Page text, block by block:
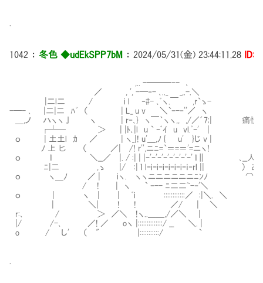
1042 ： 冬色 ◆udEkSPP7bM ： 2024/05/31(金) 23:44:11.28
,.. -───‐- ､
／ , ', -─‐- ､.._ _,.-.＼
|二l二 / ｉ l ‐#- ､ﾞヽ.￣ ,r`ゝ-
-─- ､ |二|二 ﾊﾞ （ | L_ u v ＼`ｰ-‐''／ ヽ
＿,ノ ハヽヽ亅 ヽ | r‐､} ヽ￣｀ヽヽ,, ,/／´7;| 痛恨
┌┴─ ＞ | |ﾄ､|l u ` ｰﾟｲ u vl.ﾟｰ' |
ｏ | 土土l ｶ ／ | ヽ_|! u'＿,ﾉ { u' }じ v |
ﾉ 上 匕 （ ／| /! r'',ニﾆ=`＝=＝'=ニヽ!
ｏ ｌ ＼__／ |. / :| | |ｰ'ｰ'ｰ'ｰ'ｰ'ｰ'ｰ'ｰ' ｌ∥ ､__人_人_人_人_
ﾆ|二 ,ゝ |/ :| ｌ lｰiｰiｰiｰiｰiｰiｰｉ‐rl || ） あまりにも
ｏ ヽ＿ﾉ ／ | iヽ. ヽヽニニニニニニﾆﾝﾉ
/ ! | ヽ ` ｰ-- ﾆ二二~-‐'＼
ｏ | ヽ | | ﾞi ::::::::::::／ :|＼. ＼
| ＼| ! ! ／/ | ＼
r:､ / ＞ ／＼ !ヽ..＿＿,/／＼ |
|/ /-､ ／! ／ oヽ |::::::::::::::/ __ ＼. |
o / し' （ " |:::::::::::/ `